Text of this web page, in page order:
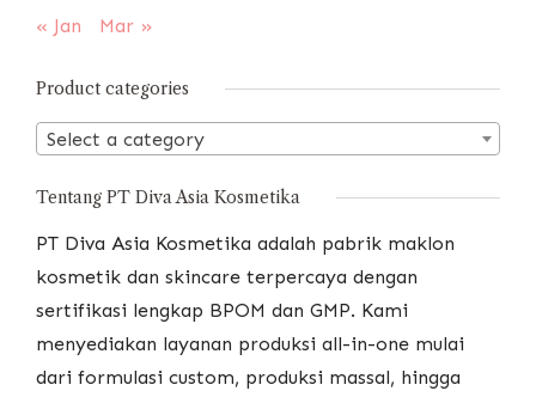
« Jan Mar »
Product categories
Select a category
Tentang PT Diva Asia Kosmetika
PT Diva Asia Kosmetika adalah pabrik maklon
kosmetik dan skincare terpercaya dengan
sertifikasi lengkap BPOM dan GMP. Kami
menyediakan layanan produksi all-in-one mulai
dari formulasi custom, produksi massal, hingga